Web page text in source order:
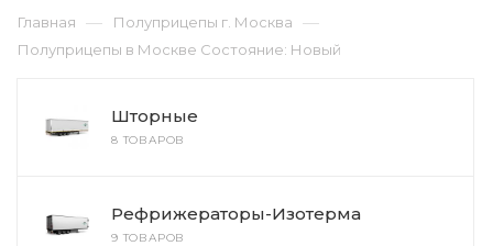
Главная — Полуприцепы г. Москва —
Полуприцепы в Москве Состояние: Новый
Шторные
8 ТОВАРОВ
Рефрижераторы-Изотерма
9 ТОВАРОВ